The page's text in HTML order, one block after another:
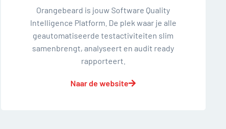
Orangebeard is jouw Software Quality
Intelligence Platform. De plek waar je alle
geautomatiseerde testactiviteiten slim
samenbrengt, analyseert en audit ready
rapporteert.
Naar de website